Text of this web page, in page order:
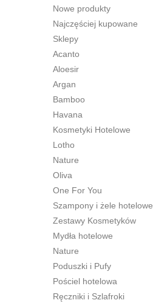
Nowe produkty
Najczęściej kupowane
Sklepy
Acanto
Aloesir
Argan
Bamboo
Havana
Kosmetyki Hotelowe
Lotho
Nature
Oliva
One For You
Szampony i żele hotelowe
Zestawy Kosmetyków
Mydła hotelowe
Nature
Poduszki i Pufy
Pościel hotelowa
Ręczniki i Szlafroki